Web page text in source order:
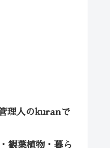
理人のkuranで
観葉植物・暮ら